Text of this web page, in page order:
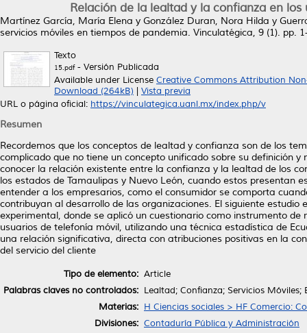
Relación de la lealtad y la confianza en
Martínez García, María Elena y González Duran, Nora Hilda y
servicios móviles en tiempos de pandemia. Vinculatégica, 9 (1). pp.
Texto
15.pdf- Versión Publicada
Available under License Creative Commons Attribution
Download (264kB)
Vista previa
URL o página oficial: https://vinculategica.uanl.mx/index.php/v
Resumen
Recordemos que los conceptos de lealtad y confianza son de los
complicado que no tiene un concepto unificado sobre su definición
conocer la relación existente entre la confianza y la lealtad de los
los estados de Tamaulipas y Nuevo León, cuando estos presentan
entender a los empresarios, como el consumidor se comporta
contribuyan al desarrollo de las organizaciones. El siguiente
experimental, donde se aplicó un cuestionario como instrumento
usuarios de telefonía móvil, utilizando una técnica estadística de
una relación significativa, directa con atribuciones positivas en la
del servicio del cliente
Tipo de elemento: Article
Palabras claves no controlados: Lealtad; Confianza; Servicios
Materias: H Ciencias sociales > HF Comercio:
Divisiones: Contaduría Pública y Administración